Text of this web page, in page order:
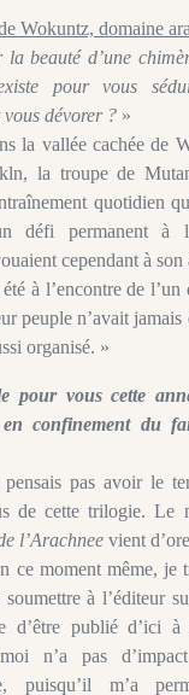
Wokuntz, domaine
la beauté d’une
pour vous
vous dévorer ? »
la vallée cachée de
la troupe de
quotidien
défi permanent
cependant à
à l’encontre de l’un
peuple n’avait jamais
organisé. »
pour vous cette
confinement du
pas avoir le
de cette trilogie. Le
l’Arachneevient
ce moment même, je
à l’éditeur
d’être publié d’ici
n’a pas
puisqu’il m’a